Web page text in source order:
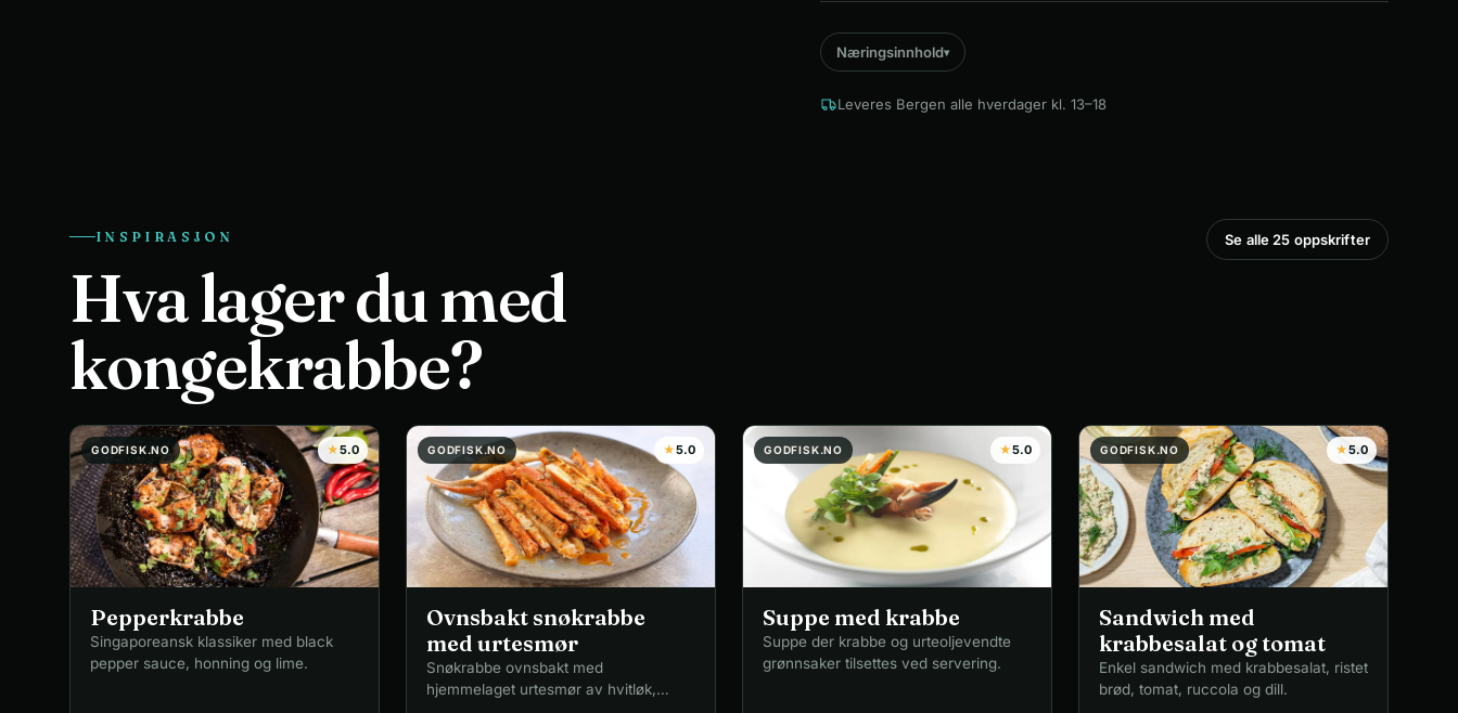
Næringsinnhold▾
Leveres Bergen alle hverdager kl. 13–18
INSPIRASJON
Hva lager du med
kongekrabbe?
Se alle 25 oppskrifter
GODFISK.NO ★5.0
Pepperkrabbe
Singaporeansk klassiker med black
pepper sauce, honning og lime.
GODFISK.NO ★5.0
Ovnsbakt snøkrabbe
med urtesmør
Snøkrabbe ovnsbakt med
hjemmelaget urtesmør av hvitløk,
GODFISK.NO ★5.0
Suppe med krabbe
Suppe der krabbe og urteoljevendte
grønnsaker tilsettes ved servering.
GODFISK.NO ★5.0
Sandwich med
krabbesalat og tomat
Enkel sandwich med krabbesalat, ristet
brød, tomat, ruccola og dill.